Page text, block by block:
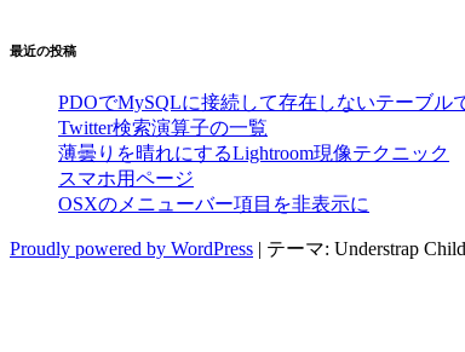
ゲ
最近の投稿
PDOでMySQLに接続して存在しないテーブル
Twitter検索演算子の一覧
薄曇りを晴れにするLightroom現像テクニック
スマホ用ページ
OSXのメニューバー項目を非表示に
Proudly powered by WordPress | テーマ: Understrap